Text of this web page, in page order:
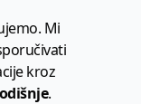
Mi
kroz
.